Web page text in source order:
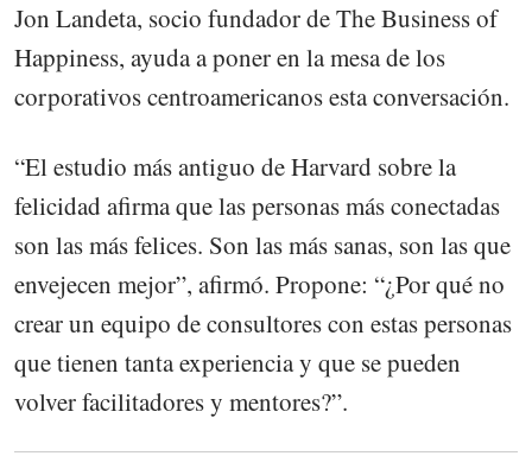
Jon Landeta, socio fundador de The Business of
Happiness, ayuda a poner en la mesa de los
corporativos centroamericanos esta conversación.
“El estudio más antiguo de Harvard sobre la
felicidad afirma que las personas más conectadas
son las más felices. Son las más sanas, son las que
envejecen mejor”, afirmó. Propone: “¿Por qué no
crear un equipo de consultores con estas personas
que tienen tanta experiencia y que se pueden
volver facilitadores y mentores?”.